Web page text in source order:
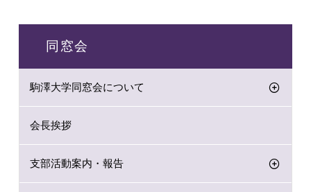
同窓会
駒澤大学同窓会について
会長挨拶
支部活動案内・報告